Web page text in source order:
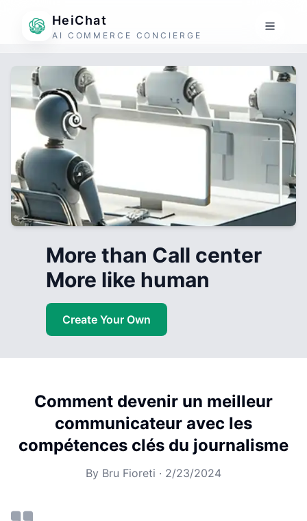
HeiChat
AI COMMERCE CONCIERGE
More than Call center
More like human
Create Your Own
Comment devenir un meilleur
communicateur avec les
compétences clés du journalisme
By Bru Fioreti · 2/23/2024